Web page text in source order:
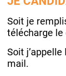
Soit je
télécharge le
Soit
mail.